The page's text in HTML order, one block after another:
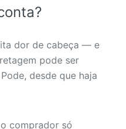
dor de cabeça — e
pode ser
desde que haja
comprador só